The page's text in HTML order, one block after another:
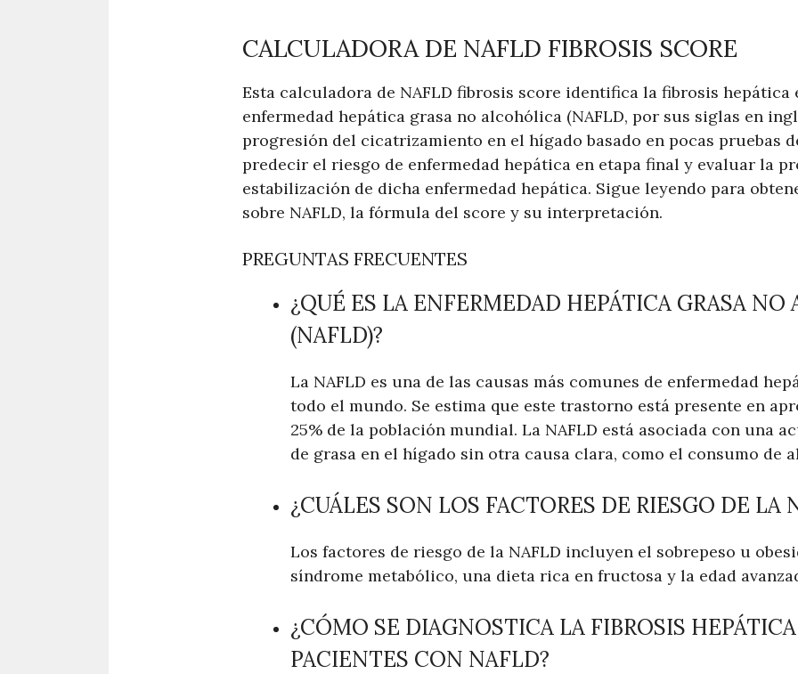
CALCULADORA DE NAFLD FIBROSIS SCORE
Esta calculadora de NAFLD fibrosis score identifica la fibrosis hepática
enfermedad hepática grasa no alcohólica (NAFLD, por sus siglas en
progresión del cicatrizamiento en el hígado basado en pocas pruebas
predecir el riesgo de enfermedad hepática en etapa final y evaluar la
estabilización de dicha enfermedad hepática. Sigue leyendo para
sobre NAFLD, la fórmula del score y su interpretación.
PREGUNTAS FRECUENTES
¿QUÉ ES LA ENFERMEDAD HEPÁTICA GRASA
(NAFLD)?
La NAFLD es una de las causas más comunes de enfermedad
todo el mundo. Se estima que este trastorno está presente en
25% de la población mundial. La NAFLD está asociada con una
de grasa en el hígado sin otra causa clara, como el consumo de
¿CUÁLES SON LOS FACTORES DE RIESGO DE LA
Los factores de riesgo de la NAFLD incluyen el sobrepeso u
síndrome metabólico, una dieta rica en fructosa y la edad
¿CÓMO SE DIAGNOSTICA LA FIBROSIS
PACIENTES CON NAFLD?